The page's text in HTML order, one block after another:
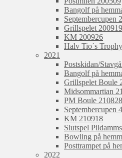
Bangolf på
Septembercupen
Grillspelet 200919
KM 200926
Halv Tio´s
2021
Postskidan/
Bangolf på
Grillspelet Boule
Midsommartian
PM Boule
Septembercupen
KM 210918
Slutspel
Bowling på
Posttrampet på
2022